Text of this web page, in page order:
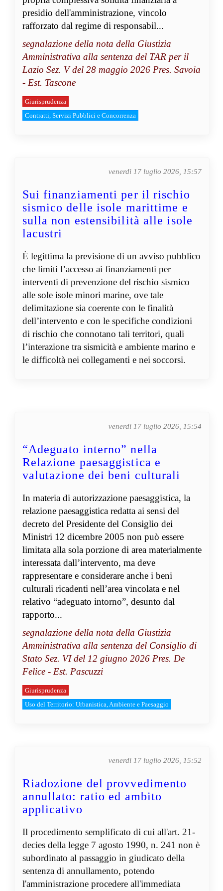
presidio dell'amministrazione, vincolo
rafforzato dal regime di responsabil...
segnalazione della nota della Giustizia
Amministrativa alla sentenza del TAR per il
Lazio Sez. V del 28 maggio 2026 Pres. Savoia
- Est. Tascone
Giurisprudenza
Contratti, Servizi Pubblici e Concorrenza
venerdì 17 luglio 2026, 15:57
Sui finanziamenti per il rischio
sismico delle isole marittime e
sulla non estensibilità alle isole
lacustri
È legittima la previsione di un avviso pubblico
che limiti l’accesso ai finanziamenti per
interventi di prevenzione del rischio sismico
alle sole isole minori marine, ove tale
delimitazione sia coerente con le finalità
dell’intervento e con le specifiche condizioni
di rischio che connotano tali territori, quali
l’interazione tra sismicità e ambiente marino e
le difficoltà nei collegamenti e nei soccorsi.
venerdì 17 luglio 2026, 15:54
“Adeguato interno” nella
Relazione paesaggistica e
valutazione dei beni culturali
In materia di autorizzazione paesaggistica, la
relazione paesaggistica redatta ai sensi del
decreto del Presidente del Consiglio dei
Ministri 12 dicembre 2005 non può essere
limitata alla sola porzione di area materialmente
interessata dall’intervento, ma deve
rappresentare e considerare anche i beni
culturali ricadenti nell’area vincolata e nel
relativo “adeguato intorno”, desunto dal
rapporto...
segnalazione della nota della Giustizia
Amministrativa alla sentenza del Consiglio di
Stato Sez. VI del 12 giugno 2026 Pres. De
Felice - Est. Pascuzzi
Giurisprudenza
Uso del Territorio: Urbanistica, Ambiente e Paesaggio
venerdì 17 luglio 2026, 15:52
Riadozione del provvedimento
annullato: ratio ed ambito
applicativo
Il procedimento semplificato di cui all'art. 21-
decies della legge 7 agosto 1990, n. 241 non è
subordinato al passaggio in giudicato della
sentenza di annullamento, potendo
l'amministrazione procedere all'immediata